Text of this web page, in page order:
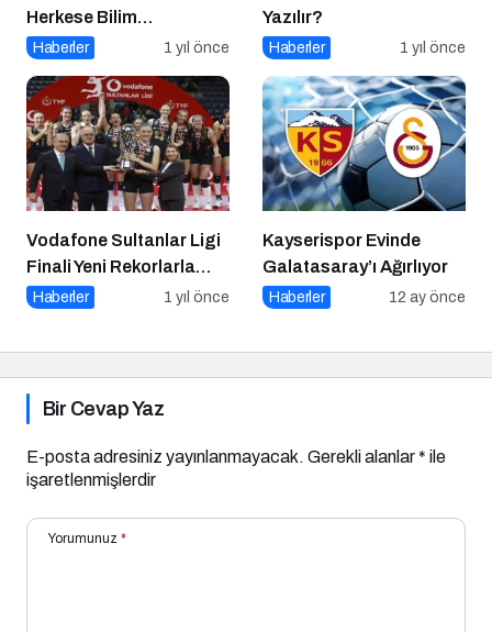
Herkese Bilim
Teknoloji’de “Iceberg of
Yazdı
Haberler 1 yıl önce
Yazılır?
Haberler 1 yıl önce
Vodafone Sultanlar Ligi
Finali Yeni Rekorlarla
Tamamlandı
Haberler 1 yıl önce
Kayserispor Evinde
Galatasaray’ı Ağırlıyor
Haberler 12 ay önce
Bir Cevap Yaz
E-posta adresiniz yayınlanmayacak. Gerekli alanlar* ile
işaretlenmişlerdir
Yorumunuz *